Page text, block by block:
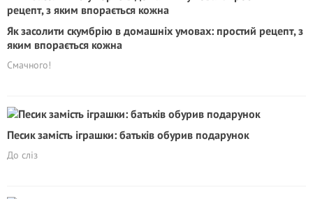
Як засолити скумбрію в домашніх умовах: простий рецепт, з
яким впорається кожна
Смачного!
Песик замість іграшки: батьків обурив подарунок
До сліз